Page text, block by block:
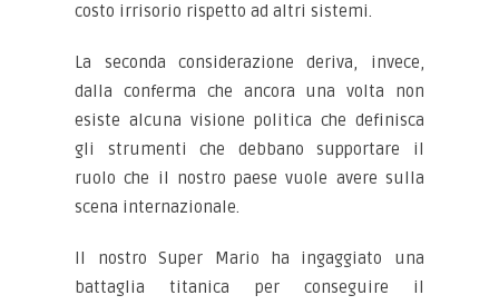
costo irrisorio rispetto ad altri sistemi.
La seconda considerazione deriva, invece,
dalla conferma che ancora una volta non
esiste alcuna visione politica che definisca
gli strumenti che debbano supportare il
ruolo che il nostro paese vuole avere sulla
scena internazionale.
Il nostro Super Mario ha ingaggiato una
battaglia titanica per conseguire il